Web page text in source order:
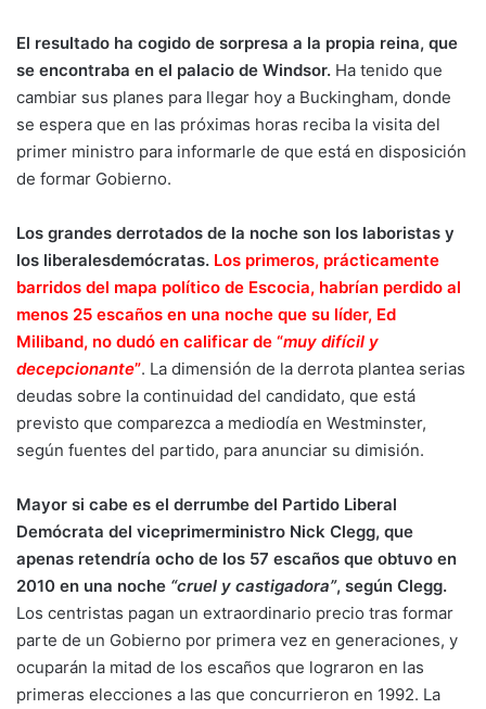
El resultado ha cogido de sorpresa a la propia reina, que
se encontraba en el palacio de Windsor. Ha tenido que
cambiar sus planes para llegar hoy a Buckingham, donde
se espera que en las próximas horas reciba la visita del
primer ministro para informarle de que está en disposición
de formar Gobierno.
Los grandes derrotados de la noche son los laboristas y
los liberalesdemócratas. Los primeros, prácticamente
barridos del mapa político de Escocia, habrían perdido al
menos 25 escaños en una noche que su líder, Ed
Miliband, no dudó en calificar de “muy difícil y
decepcionante”. La dimensión de la derrota plantea serias
deudas sobre la continuidad del candidato, que está
previsto que comparezca a mediodía en Westminster,
según fuentes del partido, para anunciar su dimisión.
Mayor si cabe es el derrumbe del Partido Liberal
Demócrata del viceprimerministro Nick Clegg, que
apenas retendría ocho de los 57 escaños que obtuvo en
2010 en una noche “cruel y castigadora”, según Clegg.
Los centristas pagan un extraordinario precio tras formar
parte de un Gobierno por primera vez en generaciones, y
ocuparán la mitad de los escaños que lograron en las
primeras elecciones a las que concurrieron en 1992. La